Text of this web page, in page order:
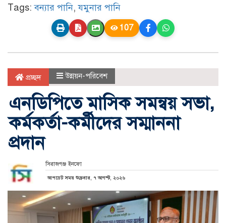
Tags:বন্যার পানি,যমুনার পানি
107
প্রচ্ছদ উন্নয়ন-পরিবেশ
এনডিপিতে মাসিক সমন্বয় সভা,
কর্মকর্তা-কর্মীদের সম্মাননা
প্রদান
সিরাজগঞ্জ ইনফো
আপডেট সময় শুক্রবার, ৭ আগস্ট, ২০২৬